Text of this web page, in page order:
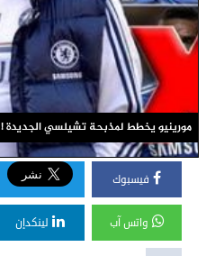
مورينيو يخطط لمذبحة تشيلسي الجديدة !
فيسبوك
واتس آب لينكدإن